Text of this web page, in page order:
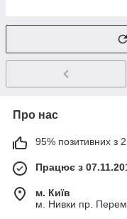
Про нас
95% позитивних з
Працює з
м. Київ
м. Нивки пр.